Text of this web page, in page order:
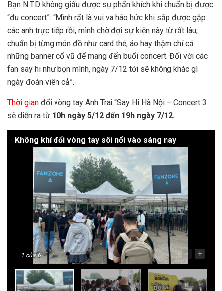
Bạn N.T.D không giấu được sự phấn khích khi chuẩn bị được
“đu concert”: “Mình rất là vui và háo hức khi sắp được gặp
các anh trực tiếp rồi, mình chờ đợi sự kiện này từ rất lâu,
chuẩn bị từng món đồ như card thẻ, áo hay thậm chí cả
những banner cổ vũ để mang đến buổi concert. Đối với các
fan say hi như bọn mình, ngày 7/12 tới sẽ không khác gì
ngày đoàn viên cả”.
Thời gian đổi vòng tay Anh Trai “Say Hi Hà Nội – Concert 3
sẽ diễn ra từ 10h ngày 5/12 đến 19h ngày 7/12.
Không khí đổi vòng tay sôi nổi vào sáng nay
1 của 6 - +